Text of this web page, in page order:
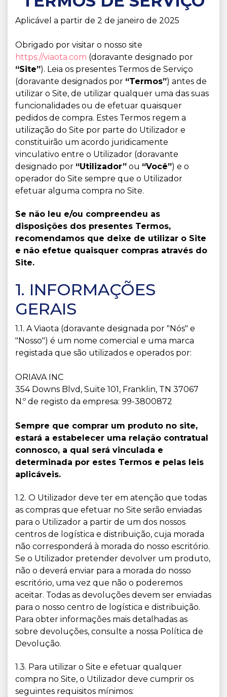
Aplicável a partir de 2 de janeiro de 2025
Obrigado por visitar o nosso site
https://viaota.com (doravante designado por
“Site”). Leia os presentes Termos de Serviço
(doravante designados por “Termos”) antes de
utilizar o Site, de utilizar qualquer uma das suas
funcionalidades ou de efetuar quaisquer
pedidos de compra. Estes Termos regem a
utilização do Site por parte do Utilizador e
constituirão um acordo juridicamente
vinculativo entre o Utilizador (doravante
designado por “Utilizador” ou “Você”) e o
operador do Site sempre que o Utilizador
efetuar alguma compra no Site.
Se não leu e/ou compreendeu as
disposições dos presentes Termos,
recomendamos que deixe de utilizar o Site
e não efetue quaisquer compras através do
Site.
1. INFORMAÇÕES
GERAIS
1.1. A Viaota (doravante designada por "Nós" e
"Nosso") é um nome comercial e uma marca
registada que são utilizados e operados por:
ORIAVA INC
354 Downs Blvd, Suite 101, Franklin, TN 37067
N.º de registo da empresa: 99-3800872
Sempre que comprar um produto no site,
estará a estabelecer uma relação contratual
connosco, a qual será vinculada e
determinada por estes Termos e pelas leis
aplicáveis.
1.2. O Utilizador deve ter em atenção que todas
as compras que efetuar no Site serão enviadas
para o Utilizador a partir de um dos nossos
centros de logística e distribuição, cuja morada
não corresponderá à morada do nosso escritório.
Se o Utilizador pretender devolver um produto,
não o deverá enviar para a morada do nosso
escritório, uma vez que não o poderemos
aceitar. Todas as devoluções devem ser enviadas
para o nosso centro de logística e distribuição.
Para obter informações mais detalhadas as
sobre devoluções, consulte a nossa Política de
Devolução.
1.3. Para utilizar o Site e efetuar qualquer
compra no Site, o Utilizador deve cumprir os
seguintes requisitos mínimos: